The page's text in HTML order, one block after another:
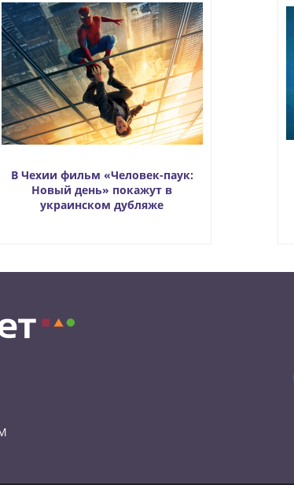
В Чехии фильм «Человек-паук:
Новый день» покажут в
украинском дубляже